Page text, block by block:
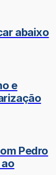
abaixo
e
Pedro